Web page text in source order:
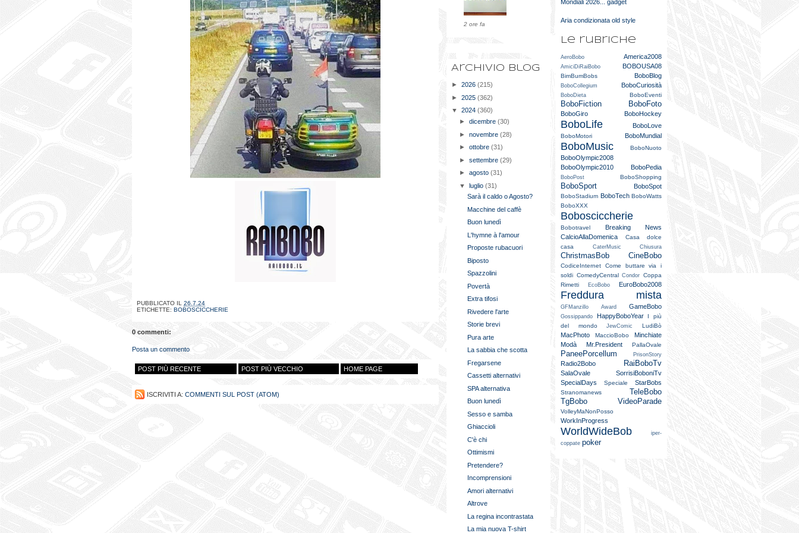
PUBBLICATO IL 26.7.24
ETICHETTE: BOBOSCICCHERIE
0 commenti:
Posta un commento
POST PIÙ RECENTE POST PIÙ VECCHIO HOME PAGE
ISCRIVITI A: COMMENTI SUL POST (ATOM)
2 ore fa
Archivio blog
► 2026 (215)
► 2025 (362)
▼ 2024 (360)
►dicembre(30)
►novembre(28)
►ottobre(31)
►settembre(29)
►agosto(31)
▼luglio(31)
Sarà il caldo o Agosto?
Macchine del caffè
Buon lunedì
L'hymne à l'amour
Proposte rubacuori
Biposto
Spazzolini
Povertà
Extra tifosi
Rivedere l'arte
Storie brevi
Pura arte
La sabbia che scotta
Fregarsene
Cassetti alternativi
SPA alternativa
Buon lunedì
Sesso e samba
Ghiaccioli
C'è chi
Ottimismi
Pretendere?
Incomprensioni
Amori alternativi
Altrove
La regina incontrastata
La mia nuova T-shirt
Mondiali 2026... gadget
Aria condizionata old style
Le rubriche
AeroBobo America2008
AmiciDiRaiBobo BOBOUSA08
BimBumBobs BoboBlog
BoboCollegium BoboCuriosità
BoboDieta BoboEventi
BoboFiction BoboFoto
BoboGiro BoboHockey
BoboLife BoboLove
BoboMotori BoboMundial
BoboMusic BoboNuoto
BoboOlympic2008
BoboOlympic2010
BoboPedia
BoboPost BoboShopping
BoboSport BoboSpot
BoboStadium BoboTech BoboWatts
BoboXXX
Bobosciccherie
Bobotravel
Breaking News
CalcioAllaDomenica
Casa dolce
casa
CaterMusic Chiusura
ChristmasBob CineBobo
CodiceInternet
Come buttare via i
soldi ComedyCentral Condor
Coppa
Rimetti
EcoBobo EuroBobo2008
Freddura mista
GFManzillo Award GameBobo
Gossippando HappyBoboYear
I più
del mondo
JewComic LudiBò
MacPhoto MaccioBobo
Minchiate
Modà
Mr.President PallaOvale
PaneePorcellum PrisonStory
Radio2Bobo RaiBoboTv
SalaOvale
SorrisiBoboniTv
SpecialDays
Speciale StarBobs
Stranomanews
TeleBobo
TgBobo
VideoParade
VolleyMaNonPosso
WorkInProgress
WorldWideBob
iper-
coppate poker